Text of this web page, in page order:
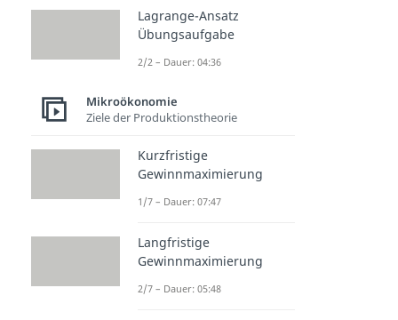
Lagrange-Ansatz
Übungsaufgabe
2/2 – Dauer: 04:36
Mikroökonomie
Ziele der Produktionstheorie
Kurzfristige
Gewinnmaximierung
1/7 – Dauer: 07:47
Langfristige
Gewinnmaximierung
2/7 – Dauer: 05:48